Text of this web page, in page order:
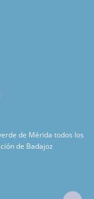
de Mérida todos los
de Badajoz